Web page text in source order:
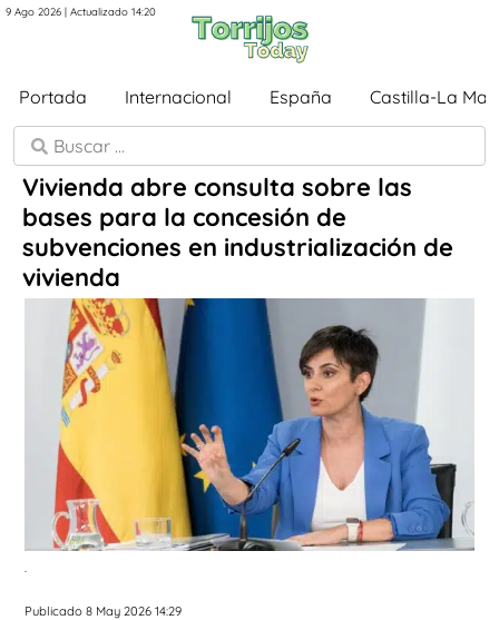
9 Ago 2026 | Actualizado 14:20
Portada Internacional España Castilla-La
Vivienda abre consulta sobre las
bases para la concesión de
subvenciones en industrialización de
vivienda
.
Publicado 8 May 2026 14:29